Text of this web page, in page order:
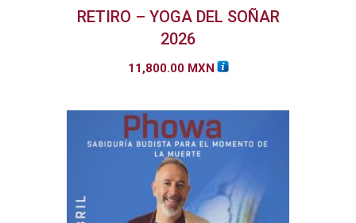
RETIRO – YOGA DEL SOÑAR
2026
11,800.00 MXN